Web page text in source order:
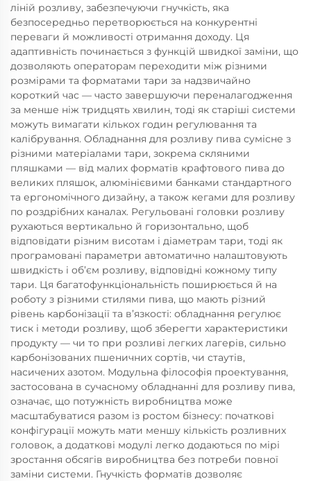
ліній розливу, забезпечуючи гнучкість, яка
безпосередньо перетворюється на конкурентні
переваги й можливості отримання доходу. Ця
адаптивність починається з функцій швидкої заміни, що
дозволяють операторам переходити між різними
розмірами та форматами тари за надзвичайно
короткий час — часто завершуючи переналагодження
за менше ніж тридцять хвилин, тоді як старіші системи
можуть вимагати кількох годин регулювання та
калібрування. Обладнання для розливу пива сумісне з
різними матеріалами тари, зокрема скляними
пляшками — від малих форматів крафтового пива до
великих пляшок, алюмінієвими банками стандартного
та ергономічного дизайну, а також кегами для розливу
по роздрібних каналах. Регульовані головки розливу
рухаються вертикально й горизонтально, щоб
відповідати різним висотам і діаметрам тари, тоді як
програмовані параметри автоматично налаштовують
швидкість і об’єм розливу, відповідні кожному типу
тари. Ця багатофункціональність поширюється й на
роботу з різними стилями пива, що мають різний
рівень карбонізації та в’язкості: обладнання регулює
тиск і методи розливу, щоб зберегти характеристики
продукту — чи то при розливі легких лагерів, сильно
карбонізованих пшеничних сортів, чи стаутів,
насичених азотом. Модульна філософія проектування,
застосована в сучасному обладнанні для розливу пива,
означає, що потужність виробництва може
масштабуватися разом із ростом бізнесу: початкові
конфігурації можуть мати меншу кількість розливних
головок, а додаткові модулі легко додаються по мірі
зростання обсягів виробництва без потреби повної
заміни системи. Гнучкість форматів дозволяє